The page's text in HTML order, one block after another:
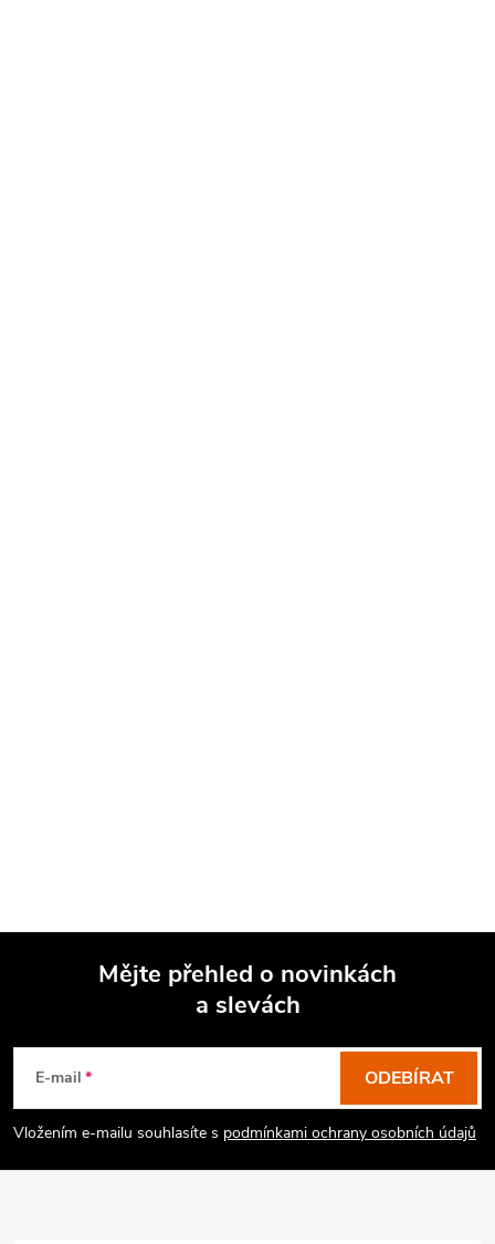
Mějte přehled o novinkách
a slevách
E-mail
Vložením e-mailu souhlasíte s podmínkami ochrany osobních údajů
ODEBÍRAT